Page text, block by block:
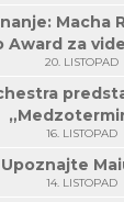
Macha
Award za
20. LISTOPAD
16. LISTOPAD
Upoznajte
14. LISTOPAD